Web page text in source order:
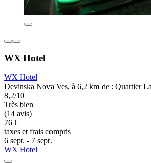
WX Hotel
WX Hotel
Devinska Nova Ves, à 6,2 km de : Quartier
8,2/10
Très bien
(14 avis)
76 €
taxes et frais compris
6 sept. - 7 sept.
WX Hotel